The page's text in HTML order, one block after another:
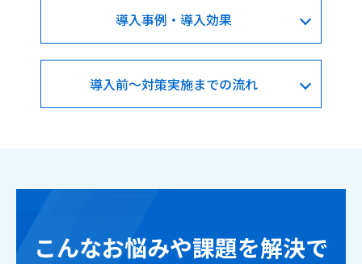
導入事例・導入効果
導入前～対策実施までの流れ
こんなお悩みや課題を解決で